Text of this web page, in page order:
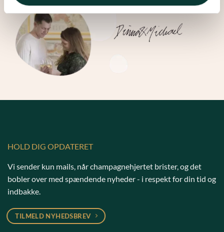
HOLD DIG OPDATERET
Vi sender kun mails, når champagnehjertet brister, og det
bobler over med spændende nyheder - i respekt for din tid og
indbakke.
TILMELD NYHEDSBREV